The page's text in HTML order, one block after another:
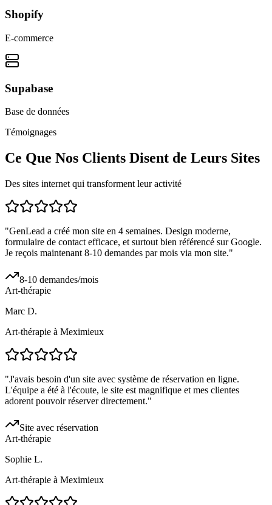
Shopify
E-commerce
Supabase
Base de données
Témoignages
Ce Que Nos Clients Disent de Leurs Sites
Des sites internet qui transforment leur activité
"GenLead a créé mon site en 4 semaines. Design moderne,
formulaire de contact efficace, et surtout bien référencé sur Google.
Je reçois maintenant 8-10 demandes par mois via mon site."
8-10 demandes/mois
Art-thérapie
Marc D.
Art-thérapie à Meximieux
"J'avais besoin d'un site avec système de réservation en ligne.
L'équipe a été à l'écoute, le site est magnifique et mes clientes
adorent pouvoir réserver directement."
Site avec réservation
Art-thérapie
Sophie L.
Art-thérapie à Meximieux